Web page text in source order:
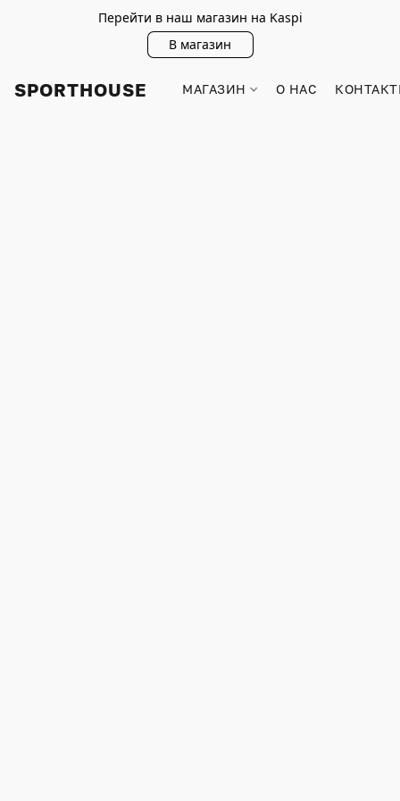
Перейти в наш магазин на Kaspi
В магазин
SPORTHOUSE МАГАЗИН О НАС